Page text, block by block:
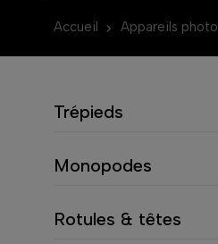
Accueil Appareils photo
Trépieds
Monopodes
Rotules & têtes